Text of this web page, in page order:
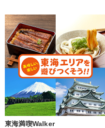
東海満喫Walker